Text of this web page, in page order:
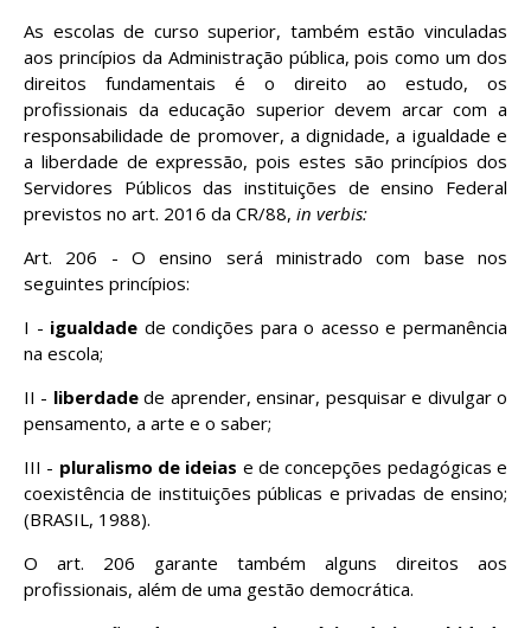
As escolas de curso superior, também estão vinculadas
aos princípios da Administração pública, pois como um dos
direitos fundamentais é o direito ao estudo, os
profissionais da educação superior devem arcar com a
responsabilidade de promover, a dignidade, a igualdade e
a liberdade de expressão, pois estes são princípios dos
Servidores Públicos das instituições de ensino Federal
previstos no art. 2016 da CR/88, in verbis:
Art. 206 - O ensino será ministrado com base nos
seguintes princípios:
I - igualdade de condições para o acesso e permanência
na escola;
II - liberdadede aprender, ensinar, pesquisar e divulgar o
pensamento, a arte e o saber;
III - pluralismo de ideias e de concepções pedagógicas e
coexistência de instituições públicas e privadas de ensino;
(BRASIL, 1988).
O art. 206 garante também alguns direitos aos
profissionais, além de uma gestão democrática.